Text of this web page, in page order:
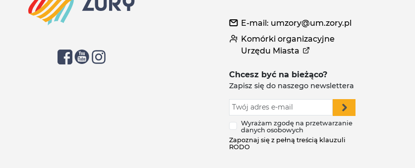
E-mail: umzory@um.zory.pl
Komórki organizacyjne
Urzędu Miasta
Chcesz być na bieżąco?
Zapisz się do naszego newslettera
Wyrażam zgodę na przetwarzanie
danych osobowych
Zapoznaj się z pełną treścią klauzuli
RODO